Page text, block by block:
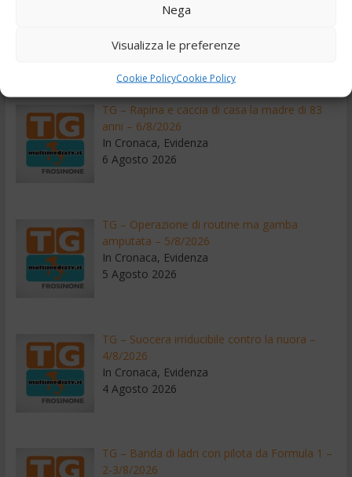
Nega
Visualizza le preferenze
Cookie PolicyCookie Policy
TG – Rapina e caccia di casa la madre di 83
anni – 6/8/2026
In Cronaca, Evidenza
6 Agosto 2026
TG – Operazione di routine ma gamba
amputata – 5/8/2026
In Cronaca, Evidenza
5 Agosto 2026
TG – Suocera irriducibile contro la nuora –
4/8/2026
In Cronaca, Evidenza
4 Agosto 2026
TG – Banda di ladri con pilota da Formula 1 –
2-3/8/2026